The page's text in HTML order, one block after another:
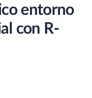
entorno
con R-